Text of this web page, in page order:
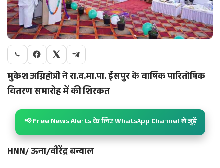
मुकेश अग्निहोत्री ने रा.व.मा.पा. ईसपुर के वार्षिक पारितोषिक
वितरण समारोह में की शिरकत
📢 Free News Alerts के लिए WhatsApp Channel से जुड़ें
HNN/ ऊना/वीरेंद्र बन्याल